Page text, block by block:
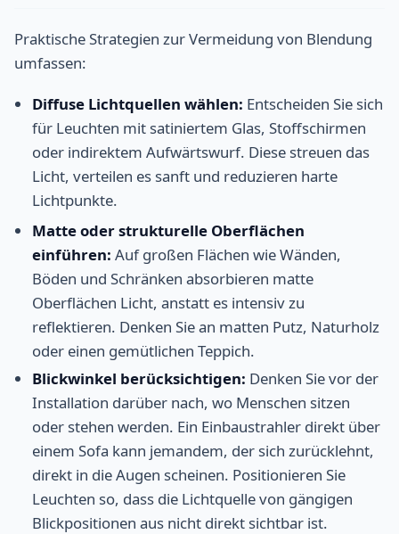
Praktische Strategien zur Vermeidung von Blendung
umfassen:
Diffuse Lichtquellen wählen: Entscheiden Sie sich
für Leuchten mit satiniertem Glas, Stoffschirmen
oder indirektem Aufwärtswurf. Diese streuen das
Licht, verteilen es sanft und reduzieren harte
Lichtpunkte.
Matte oder strukturelle Oberflächen
einführen: Auf großen Flächen wie Wänden,
Böden und Schränken absorbieren matte
Oberflächen Licht, anstatt es intensiv zu
reflektieren. Denken Sie an matten Putz, Naturholz
oder einen gemütlichen Teppich.
Blickwinkel berücksichtigen: Denken Sie vor der
Installation darüber nach, wo Menschen sitzen
oder stehen werden. Ein Einbaustrahler direkt über
einem Sofa kann jemandem, der sich zurücklehnt,
direkt in die Augen scheinen. Positionieren Sie
Leuchten so, dass die Lichtquelle von gängigen
Blickpositionen aus nicht direkt sichtbar ist.